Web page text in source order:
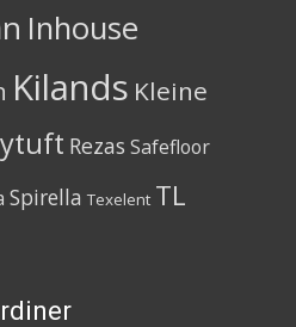
Inhouse
Kilands Kleine
Rezas Safefloor
Spirella Texelent TL